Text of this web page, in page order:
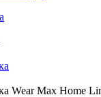
Wear Max Home